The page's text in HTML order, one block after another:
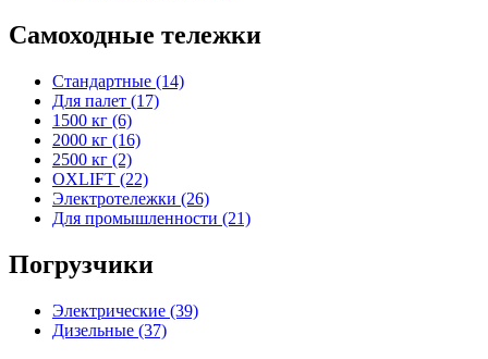
Самоходные тележки
Стандартные (14)
Для палет (17)
1500 кг (6)
2000 кг (16)
2500 кг (2)
OXLIFT (22)
Электротележки (26)
Для промышленности (21)
Погрузчики
Электрические (39)
Дизельные (37)